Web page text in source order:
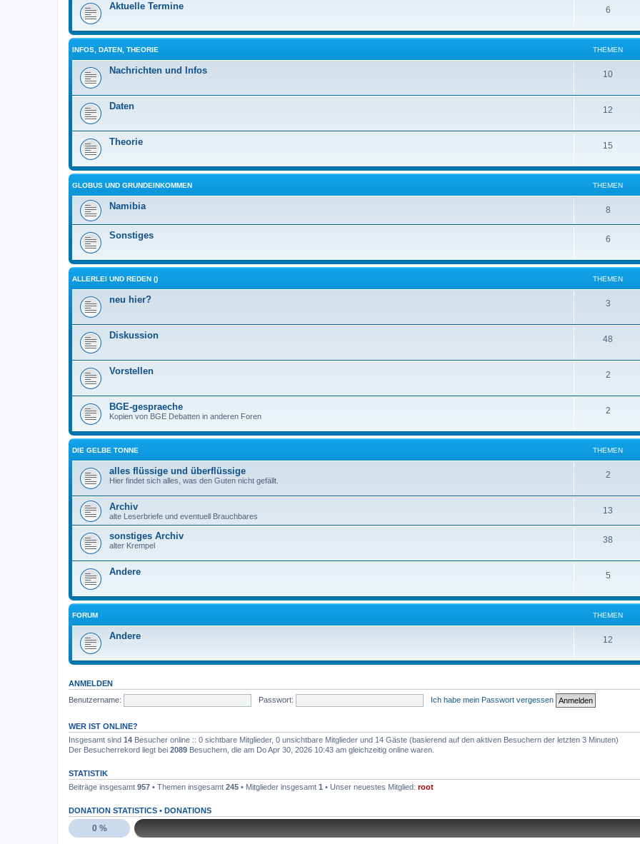
Aktuelle Termine 6
INFOS, DATEN, THEORIE THEMEN
Nachrichten und Infos 10
Daten 12
Theorie 15
GLOBUS UND GRUNDEINKOMMEN THEMEN
Namibia 8
Sonstiges 6
ALLERLEI UND REDEN () THEMEN
neu hier? 3
Diskussion 48
Vorstellen 2
BGE-gespraeche
Kopien von BGE Debatten in anderen Foren
2
DIE GELBE TONNE THEMEN
alles flüssige und überflüssige
Hier findet sich alles, was den Guten nicht gefällt.
2
Archiv
alte Leserbriefe und eventuell Brauchbares
13
sonstiges Archiv
alter Krempel
38
Andere 5
FORUM THEMEN
Andere 12
ANMELDEN
Benutzername:
Passwort: Ich habe mein Passwort vergessen
WER IST ONLINE?
Insgesamt sind 14 Besucher online :: 0 sichtbare Mitglieder, 0 unsichtbare Mitglieder und 14 Gäste (basierend auf den aktiven Besuchern der letzten 3 Minuten)
Der Besucherrekord liegt bei 2089 Besuchern, die am Do Apr 30, 2026 10:43 am gleichzeitig online waren.
STATISTIK
Beiträge insgesamt 957 • Themen insgesamt 245 • Mitglieder insgesamt 1 • Unser neuestes Mitglied: root
DONATION STATISTICS • DONATIONS
0 %